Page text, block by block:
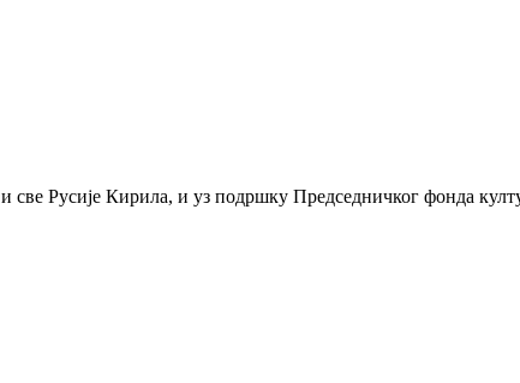
Русије Кирила, и уз подршку Председничког фонда